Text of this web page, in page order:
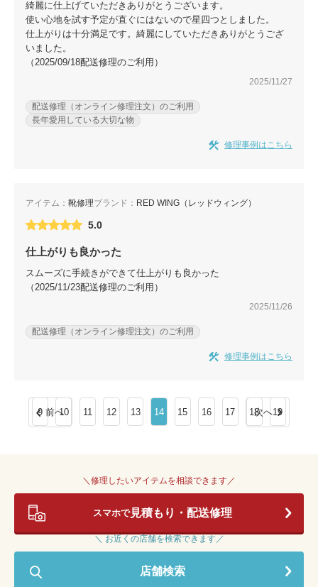
綺麗に仕上げていただきありがとうございます。
使い心地を試す予定が直ぐにはないので星四つとしました。
仕上がりは十分満足です。綺麗にしていただきありがとうござ
いました。
（2025/09/18配送修理のご利用）
2025/11/27
配送修理（オンライン修理注文）のご利用
長年愛用している大切な物
修理事例はこちら
アイテム： 靴修理ブランド： RED WING（レッドウィング）
5.0
仕上がりも良かった
スムーズに手続きができて仕上がりも良かった
（2025/11/23配送修理のご利用）
2025/11/26
配送修理（オンライン修理注文）のご利用
修理事例はこちら
前へ
9 10 11 12 13 14 15 16 17 18 19
次へ
＼修理したいアイテムを相談できます／
スマホで見積もり・配送修理
＼ お近くの店舗を検索できます／
店舗検索